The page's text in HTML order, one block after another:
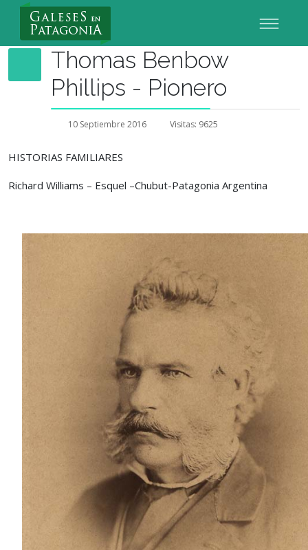
Nuevo Usuario
Thomas Benbow
Phillips - Pionero
10 Septiembre 2016 Visitas: 9625
HISTORIAS FAMILIARES
Richard Williams – Esquel –Chubut-Patagonia Argentina